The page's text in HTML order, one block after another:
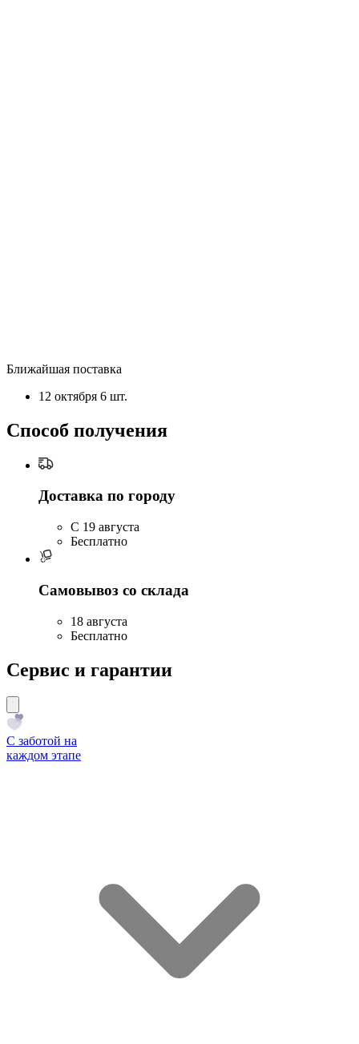
Ближайшая поставка
12 октября 6 шт.
Способ получения
Доставка по городу
C 19 августа
Бесплатно
Самовывоз со склада
18 августа
Бесплатно
Сервис и гарантии
С заботой на
каждом этапе